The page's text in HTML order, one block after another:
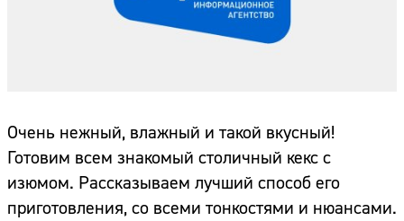
Очень нежный, влажный и такой вкусный!
Готовим всем знакомый столичный кекс с
изюмом. Рассказываем лучший способ его
приготовления, со всеми тонкостями и нюансами.